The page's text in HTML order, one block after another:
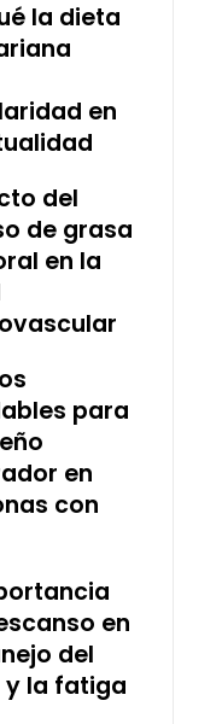
la dieta
en
del
de grasa
en la
para
en
con
en
del
y la fatiga